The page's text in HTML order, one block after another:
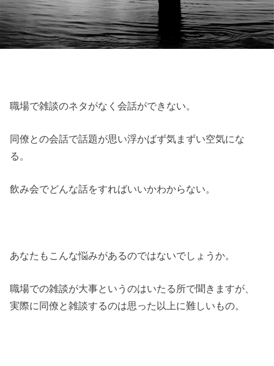
職場で雑談のネタがなく会話ができない。
同僚との会話で話題が思い浮かばず気まずい空気にな
る。
飲み会でどんな話をすればいいかわからない。
あなたもこんな悩みがあるのではないでしょうか。
職場での雑談が大事というのはいたる所で聞きますが、
実際に同僚と雑談するのは思った以上に難しいもの。